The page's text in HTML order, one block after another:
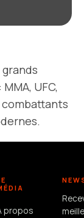
UFC,
combattants
propos